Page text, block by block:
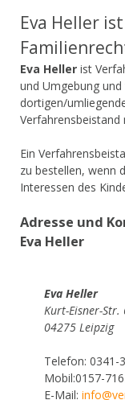
Eva Heller
Eva Heller ist
und Umgebung
dortigen/
Verfahrensbeistand
Ein
zu bestellen, wenn
Interessen des
Adresse und
Eva Heller
Eva Heller
Kurt-Eisner-Str.
04275 Leipzig
Telefon: 0341-
Mobil:0157-
E-Mail: